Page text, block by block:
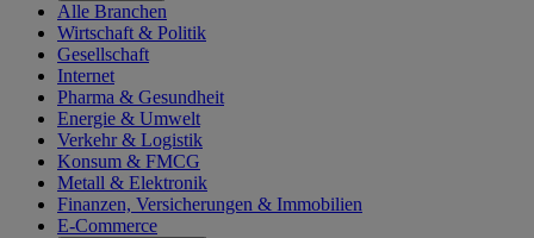
Alle Branchen
Wirtschaft & Politik
Gesellschaft
Internet
Pharma & Gesundheit
Energie & Umwelt
Verkehr & Logistik
Konsum & FMCG
Metall & Elektronik
Finanzen, Versicherungen & Immobilien
E-Commerce